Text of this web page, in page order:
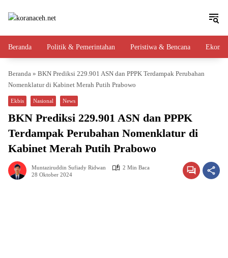
Beranda Politik & Pemerintahan Peristiwa & Bencana
Beranda » BKN Prediksi 229.901 ASN dan PPPK Terdampak Perubahan
Nomenklatur di Kabinet Merah Putih Prabowo
Ekbis Nasional News
BKN Prediksi 229.901 ASN dan PPPK
Terdampak Perubahan Nomenklatur di
Kabinet Merah Putih Prabowo
Muntaziruddin Sufiady Ridwan
2 Min Baca
28 Oktober 2024